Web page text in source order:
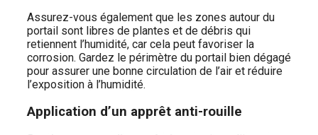
Assurez-vous également que les zones autour du
portail sont libres de plantes et de débris qui
retiennent l’humidité, car cela peut favoriser la
corrosion. Gardez le périmètre du portail bien dégagé
pour assurer une bonne circulation de l’air et réduire
l’exposition à l’humidité.
Application d’un apprêt anti-rouille